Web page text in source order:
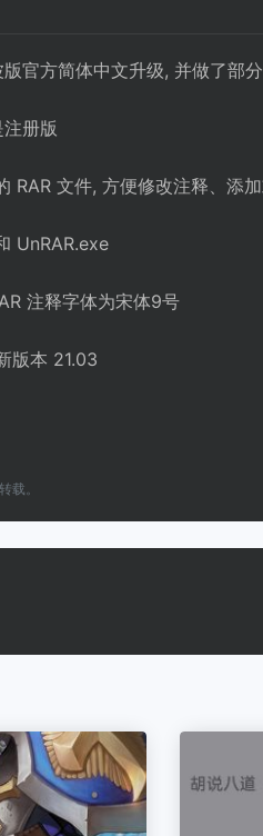
官方简体中文升级, 并做了部
册版
RAR 文件, 方便修改注释、添
UnRAR.exe
注释字体为宋体9号
版本 21.03
载。